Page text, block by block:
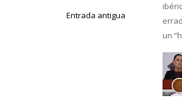
Entrada antigua
un